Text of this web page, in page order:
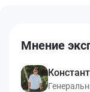
Мнение